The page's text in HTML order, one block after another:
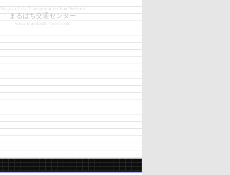
Nagoya City Transportation Fan Website
まるはち交通センター
www.maruhachi-kotsu.com